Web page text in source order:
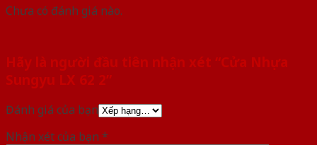
Chưa có đánh giá nào.
Hãy là người đầu tiên nhận xét “Cửa Nhựa
Sungyu LX 62 2”
Đánh giá của bạn
Nhận xét của bạn *